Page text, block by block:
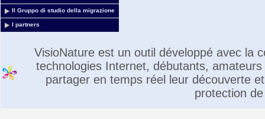
Il Gruppo di studio della migrazione
I partners
VisioNature est un outil développé avec la
technologies Internet, débutants,
partager en temps réel leur découverte
protection